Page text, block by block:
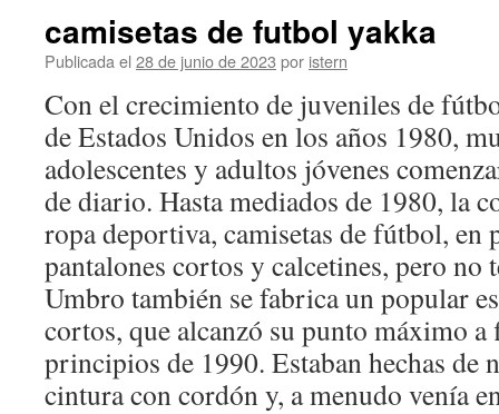
camisetas de futbol yakka
Publicada el 28 de junio de 2023 por istern
Con el crecimiento de juveniles de
de Estados Unidos en los años 1980,
adolescentes y adultos jóvenes
de diario. Hasta mediados de 1980, la
ropa deportiva, camisetas de fútbol, en
pantalones cortos y calcetines, pero no
Umbro también se fabrica un popular
cortos, que alcanzó su punto máximo a
principios de 1990. Estaban hechas de
cintura con cordón y, a menudo venía